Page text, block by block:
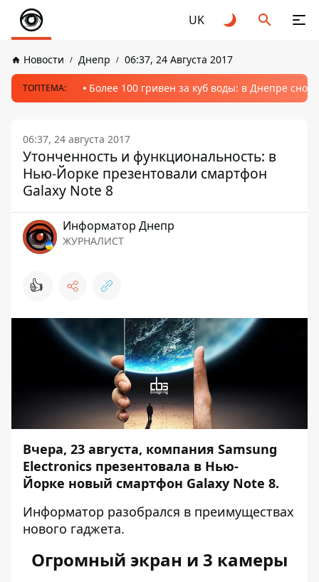
UK
Новости Днепр 06:37, 24 Августа 2017
ТОПТЕМА: Более 100 гривен за куб воды: в Днепре
06:37, 24 августа 2017
Утонченность и функциональность: в
Нью-Йорке презентовали смартфон
Galaxy Note 8
Информатор Днепр
ЖУРНАЛИСТ
👍
Вчера, 23 августа, компания Samsung
Electronics презентовала в Нью-
Йорке новый смартфон Galaxy Note 8.
Информатор разобрался в преимуществах
нового гаджета.
Огромный экран и 3 камеры